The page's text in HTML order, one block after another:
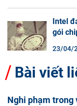
Intel
gói
23/04/
Bài viết
Nghi phạm trong